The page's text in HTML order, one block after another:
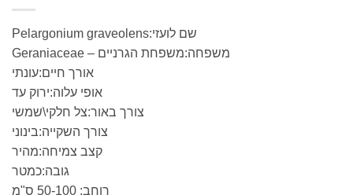
שם לועזי:Pelargonium graveolens
משפחה:משפחת הגרניים – Geraniaceae
אורך חיים:עונתי
אופי עלוה:ירוק עד
צורך באור:צל חלקי\שמשי
צורך השקייה:בינוני
קצב צמיחה:מהיר
גובה:כמטר